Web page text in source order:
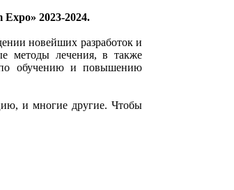
2023-2024.
новейших разработок и
методы лечения, в также
по обучению и повышению
и многие другие. Чтобы